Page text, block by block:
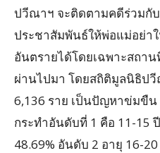
ปวีณาฯ จะติดตามคดีร่วมกั
ประชาสัมพันธ์ให้พ่อแม่อย่า
อันตรายได้โดยเฉพาะสถา
ผ่านไปมา โดยสถิติมูลนิธิปวี
6,136 ราย เป็นปัญหาข่มขืน
กระทำอันดับที่ 1 คือ 11-15
48.69% อันดับ 2 อายุ 16-